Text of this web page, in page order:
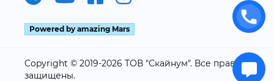
Powered by amazing Mars
Copyright © 2019-2026 ТОВ "Скайнум". Все права
защищены.